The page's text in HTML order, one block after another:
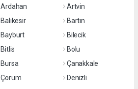
Ardahan
Artvin
Balıkesir
Bartın
Bayburt
Bilecik
Bitlis
Bolu
Bursa
Çanakkale
Çorum
Denizli